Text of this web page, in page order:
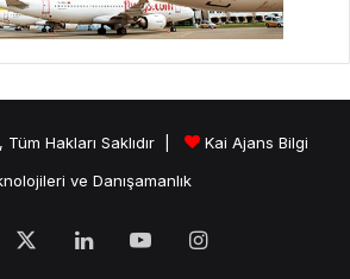
Hakları Saklıdır |
Kai Ajans Bilgi
ve Danışamanlık
LinkedInYouTubeInstagram